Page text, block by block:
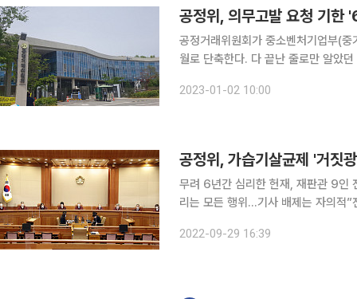
공정위, 의무고발 요청 기한
공정거래위원회가 중소벤처기업부(
월로 단축한다. 다 끝난 줄로만 알았
기부와 조달청이 고발을 요청하면 공
2023-01-02 10:00
공정위, 가습기살균제 '거짓
무려 6년간 심리한 헌재, 재판관 9인
리는 모든 행위…기사 배제는 자의적
2022-09-29 16:39